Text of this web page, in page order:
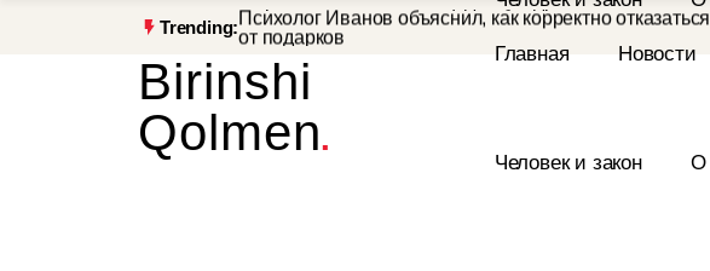
Trending:Психолог Иванов объяснил, как корректно отказаться
от подарков
В Петербурге задержали бросавшегося с ножом на
прохожих в парке мужчину
Депутат Саксонии Рудольф усомнился
Birinshi
Qolmen